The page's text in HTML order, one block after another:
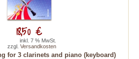
for 3 clarinets and piano (keyboard)
18,50 €
inkl. 7 % MwSt.
zzgl. Versandkosten